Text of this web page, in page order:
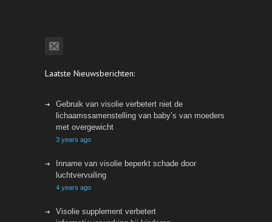
Laatste Nieuwsberichten:
Gebruik van visolie verbetert niet de
lichaamssamenstelling van baby’s van moeders
met overgewicht
3 years ago
Inname van visolie beperkt schade door
luchtvervuiling
4 years ago
Visolie supplement verbetert